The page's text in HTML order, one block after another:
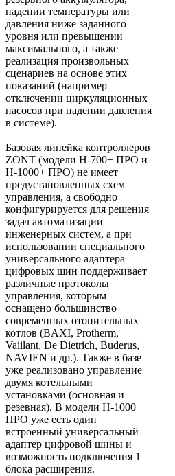
падении температуры или
давления ниже заданного
уровня или превышении
максимального, а также
реализация произвольных
сценариев на основе этих
показаний (например
отключении циркуляционных
насосов при падении давления
в системе).
Базовая линейка контроллеров
ZONT (модели H-700+ ПРО и
H-1000+ ПРО) не имеет
предустановленных схем
управления, а свободно
конфигурируется для решения
задач автоматизации
инженерных систем, а при
использовании специального
универсального адаптера
цифровых шин поддерживает
различные протоколы
управления, которым
оснащено большинство
современных отопительных
котлов (BAXI, Protherm,
Vaiilant, De Dietrich, Buderus,
NAVIEN и др.). Также в базе
уже реализовано управление
двумя котельными
установками (основная и
резевная). В модели Н-1000+
ПРО уже есть один
встроенный универсальный
адаптер цифровой шины и
возможность подключения 1
блока расширения.